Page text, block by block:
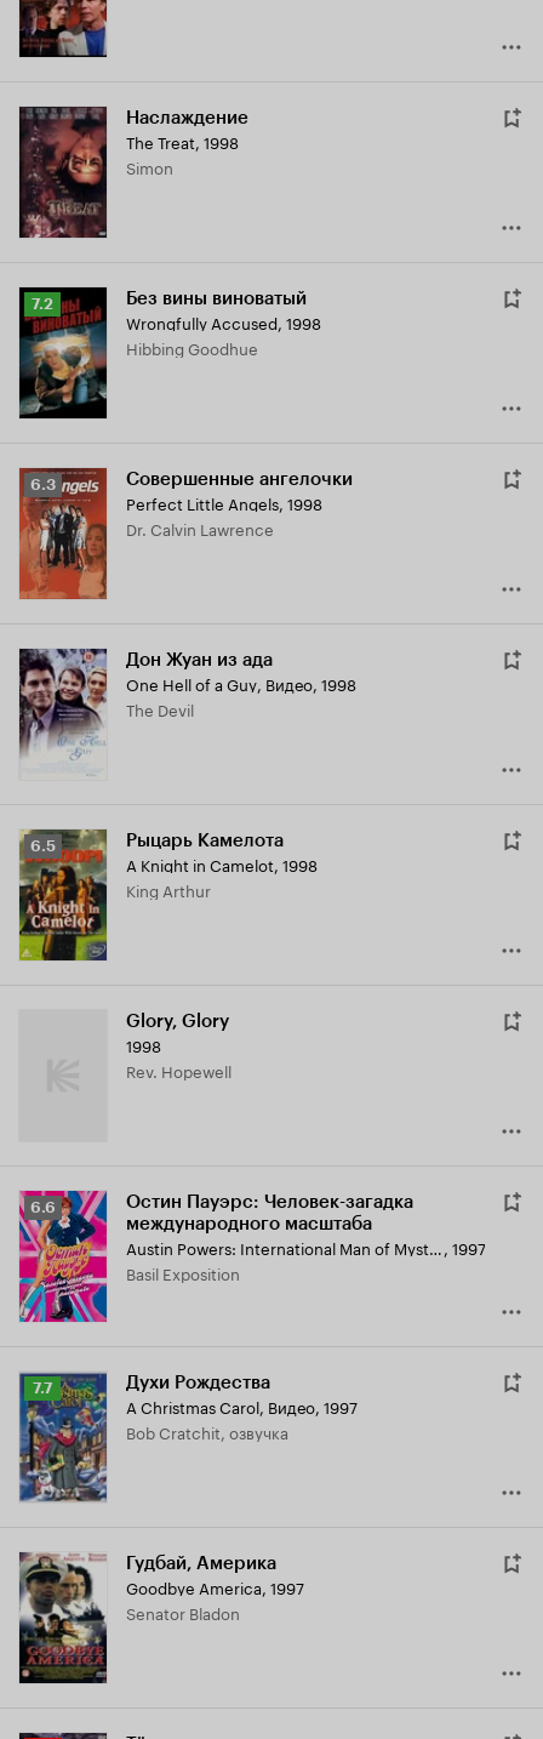
Наслаждение
The Treat, 1998
Simon
Рейтинг
Кинопоиска
7.2
7.2 Без вины виноватый
Wrongfully Accused, 1998
Hibbing Goodhue
Рейтинг
Кинопоиска
6.3
6.3 Совершенные ангелочки
Perfect Little Angels, 1998
Dr. Calvin Lawrence
Дон Жуан из ада
One Hell of a Guy, Видео, 1998
The Devil
Рейтинг
Кинопоиска
6.5
6.5 Рыцарь Камелота
A Knight in Camelot, 1998
King Arthur
Glory, Glory
1998
Rev. Hopewell
Рейтинг
Кинопоиска
6.6
6.6
Остин Пауэрс: Человек-загадка
международного масштаба
Austin Powers: International Man of Mystery, 1997
Basil Exposition
Рейтинг
Кинопоиска
7.7
7.7 Духи Рождества
A Christmas Carol, Видео, 1997
Bob Cratchit, озвучка
Гудбай, Америка
Goodbye America, 1997
Senator Bladon